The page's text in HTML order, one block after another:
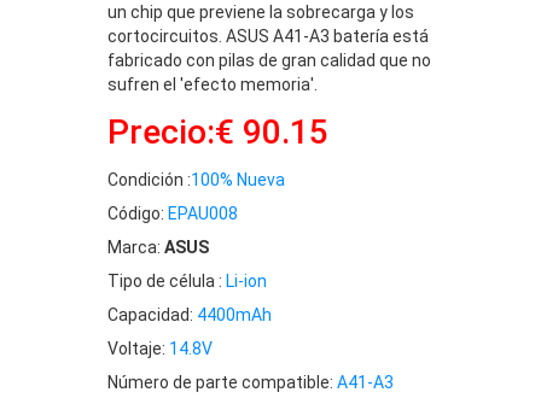
un chip que previene la sobrecarga y los
cortocircuitos. ASUS A41-A3 batería está
fabricado con pilas de gran calidad que no
sufren el 'efecto memoria'.
Precio:€ 90.15
Condición :100% Nueva
Código: EPAU008
Marca: ASUS
Tipo de célula : Li-ion
Capacidad: 4400mAh
Voltaje: 14.8V
Número de parte compatible: A41-A3